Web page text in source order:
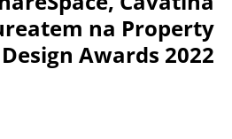
na Property
Design Awards 2022